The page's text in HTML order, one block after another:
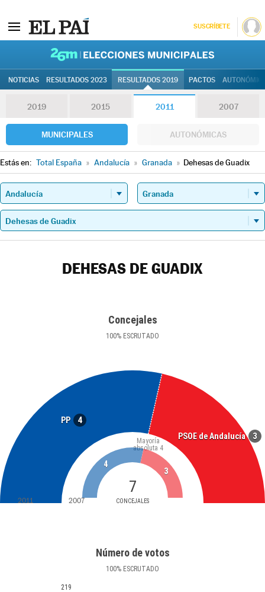
SUSCRÍBETE
NOTICIAS RESULTADOS 2023 RESULTADOS 2019 PACTOS
2019 2015 2011 2007
MUNICIPALES AUTONÓMICAS
Estás en: Total España » Andalucía » Granada » Dehesas de Guadix
DEHESAS DE GUADIX
Concejales
100% ESCRUTADO
PP 4
PSOE de Andalucía 3
7
CONCEJALES
Mayoría
absoluta 4
4
3
2011 2007
Número de votos
100% ESCRUTADO
219